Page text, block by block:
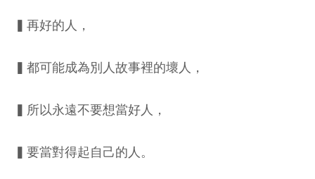
▍再好的人，
▍都可能成為別人故事裡的壞人，
▍所以永遠不要想當好人，
▍要當對得起自己的人。